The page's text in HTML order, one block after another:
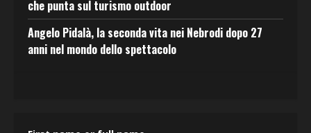
che punta sul turismo outdoor
Angelo Pidalà, la seconda vita nei Nebrodi dopo 27
anni nel mondo dello spettacolo